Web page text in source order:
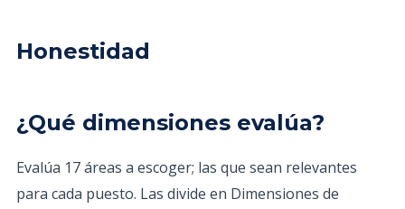
Honestidad
¿Qué dimensiones evalúa?
Evalúa 17 áreas a escoger; las que sean relevantes
para cada puesto. Las divide en Dimensiones de